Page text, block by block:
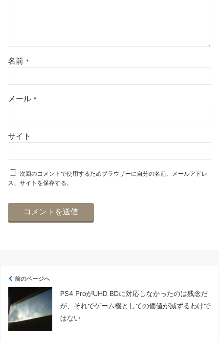
名前 *
メール *
サイト
次回のコメントで使用するためブラウザーに自分の名前、メールアドレ
ス、サイトを保存する。
前のページへ
PS4 ProがUHD BDに対応しなかったのは残念だ
が、それでゲーム機としての価値が減ずるわけで
はない